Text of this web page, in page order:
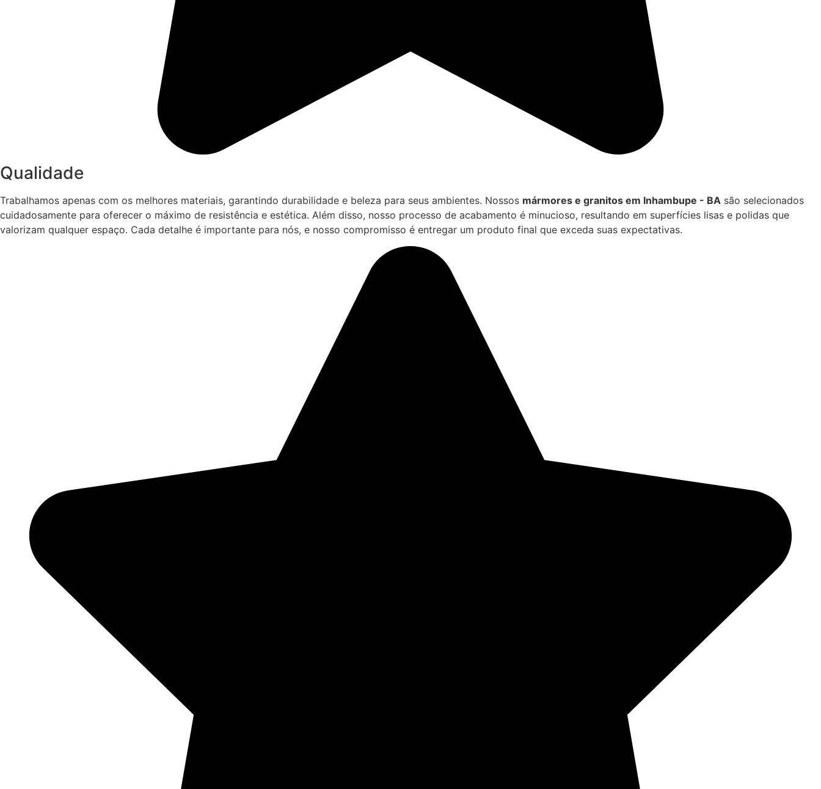
Qualidade
Trabalhamos apenas com os melhores materiais, garantindo durabilidade e beleza para seus ambientes. Nossos mármores e granitos em Inhambupe - BA são selecionados
cuidadosamente para oferecer o máximo de resistência e estética. Além disso, nosso processo de acabamento é minucioso, resultando em superfícies lisas e polidas que
valorizam qualquer espaço. Cada detalhe é importante para nós, e nosso compromisso é entregar um produto final que exceda suas expectativas.